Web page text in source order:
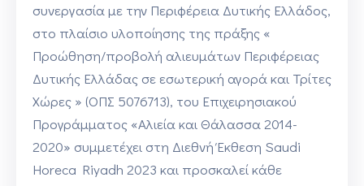
συνεργασία με την Περιφέρεια Δυτικής Ελλάδος,
στο πλαίσιο υλοποίησης της πράξης «
Προώθηση/προβολή αλιευμάτων Περιφέρειας
Δυτικής Ελλάδας σε εσωτερική αγορά και Τρίτες
Χώρες » (ΟΠΣ 5076713), του Επιχειρησιακού
Προγράμματος «Αλιεία και Θάλασσα 2014-
2020» συμμετέχει στη Διεθνή Έκθεση Saudi
Horeca Riyadh 2023 και προσκαλεί κάθε